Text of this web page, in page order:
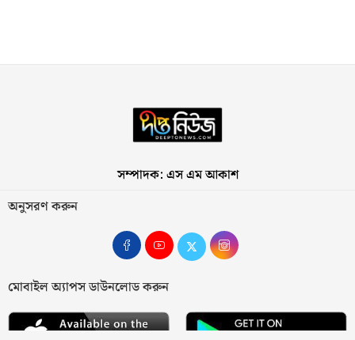
সম্পাদক: এস এম আকাশ
অনুসরণ করুন
মোবাইল অ্যাপস ডাউনলোড করুন